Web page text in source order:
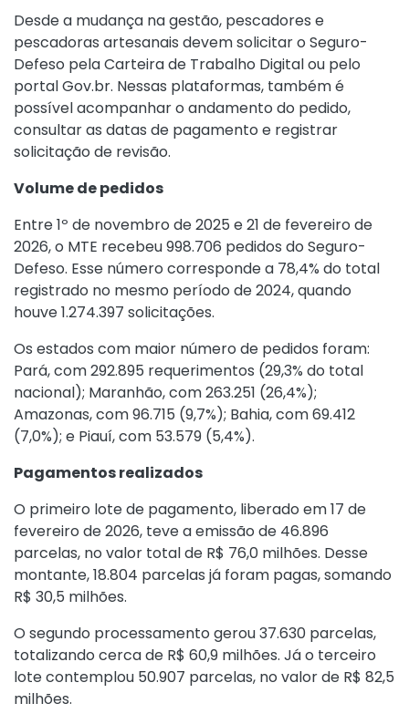
Desde a mudança na gestão, pescadores e
pescadoras artesanais devem solicitar o Seguro-
Defeso pela Carteira de Trabalho Digital ou pelo
portal Gov.br. Nessas plataformas, também é
possível acompanhar o andamento do pedido,
consultar as datas de pagamento e registrar
solicitação de revisão.
Volume de pedidos
Entre 1º de novembro de 2025 e 21 de fevereiro de
2026, o MTE recebeu 998.706 pedidos do Seguro-
Defeso. Esse número corresponde a 78,4% do total
registrado no mesmo período de 2024, quando
houve 1.274.397 solicitações.
Os estados com maior número de pedidos foram:
Pará, com 292.895 requerimentos (29,3% do total
nacional); Maranhão, com 263.251 (26,4%);
Amazonas, com 96.715 (9,7%); Bahia, com 69.412
(7,0%); e Piauí, com 53.579 (5,4%).
Pagamentos realizados
O primeiro lote de pagamento, liberado em 17 de
fevereiro de 2026, teve a emissão de 46.896
parcelas, no valor total de R$ 76,0 milhões. Desse
montante, 18.804 parcelas já foram pagas, somando
R$ 30,5 milhões.
O segundo processamento gerou 37.630 parcelas,
totalizando cerca de R$ 60,9 milhões. Já o terceiro
lote contemplou 50.907 parcelas, no valor de R$ 82,5
milhões.